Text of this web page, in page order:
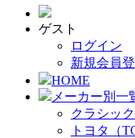
ゲスト
ログイン
新規会員
HOME
メーカー別一
クラシッ
トヨタ（